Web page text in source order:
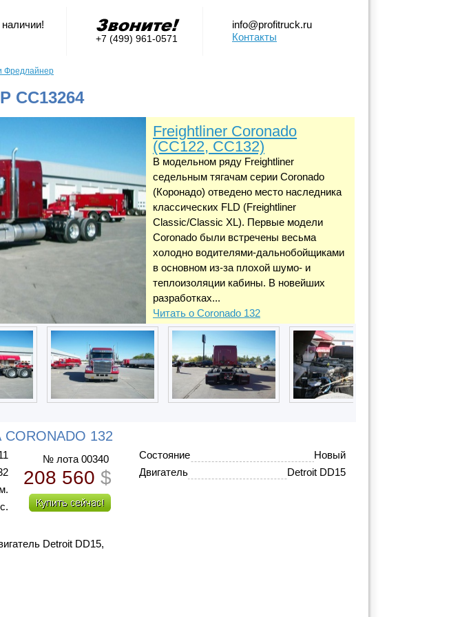
+7 (499) 961-0571
info@profitruck.ru
Контакты
Фредлайнер
Freightliner Coronado
(CC122, CC132)
В модельном ряду Freightliner
седельным тягачам серии Coronado
(Коронадо) отведено место наследника
классических FLD (Freightliner
Classic/Classic XL). Первые модели
Coronado были встречены весьма
холодно водителями-дальнобойщиками
в основном из-за плохой шумо- и
теплоизоляции кабины. В новейших
разработках...
Читать о Coronado 132
132
№ лота 00340
208 560 $
Detroit DD15,
Состояние
Новый
Двигатель
Detroit DD15